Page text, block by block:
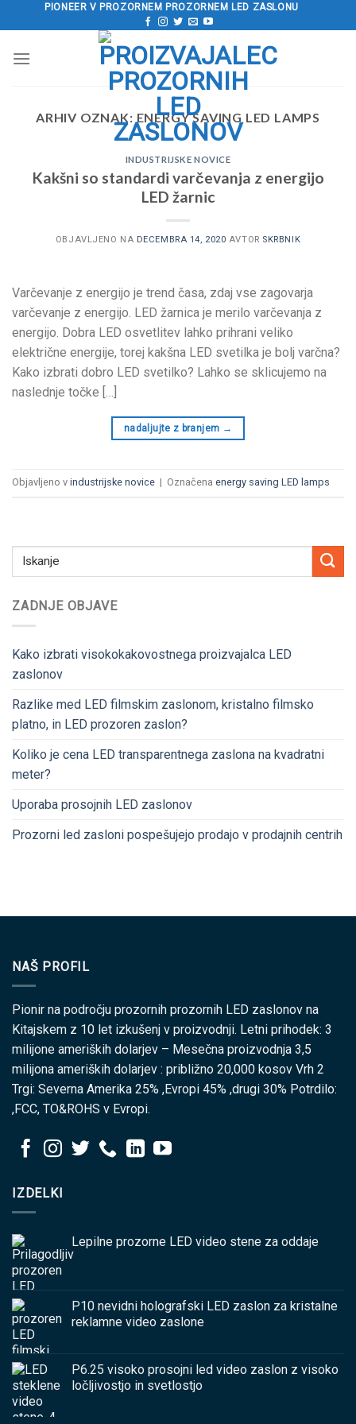
Preskoči
na
PIONEER V PROZORNEM PROZORNEM LED ZASLONU
ARHIV OZNAK: ENERGY SAVING LED LAMPS
ZADNJE OBJAVE
Kako izbrati visokokakovostnega proizvajalca LED
zaslonov
Razlike med LED filmskim zaslonom, kristalno filmsko
platno, in LED prozoren zaslon?
Koliko je cena LED transparentnega zaslona na kvadratni
meter?
Uporaba prosojnih LED zaslonov
Prozorni led zasloni pospešujejo prodajo v prodajnih centrih
INDUSTRIJSKE NOVICE
Kakšni so standardi varčevanja z energijo
LED žarnic
OBJAVLJENO NA DECEMBRA 14, 2020 AVTOR SKRBNIK
Varčevanje z energijo je trend časa, zdaj vse zagovarja
varčevanje z energijo. LED žarnica je merilo varčevanja z
energijo. Dobra LED osvetlitev lahko prihrani veliko
električne energije, torej kakšna LED svetilka je bolj varčna?
Kako izbrati dobro LED svetilko? Lahko se sklicujemo na
naslednje točke […]
nadaljujte z branjem →
Objavljeno v industrijske novice | Označena energy saving LED lamps
NAŠ PROFIL
Pionir na področju prozornih prozornih LED zaslonov na
Kitajskem z 10 let izkušenj v proizvodnji. Letni prihodek: 3
milijone ameriških dolarjev – Mesečna proizvodnja 3,5
milijona ameriških dolarjev : približno 20,000 kosov Vrh 2
Trgi: Severna Amerika 25% ,Evropi 45% ,drugi 30% Potrdilo:
,FCC, TO&ROHS v Evropi.
IZDELKI
Lepilne prozorne LED video stene za oddaje
P10 nevidni holografski LED zaslon za kristalne
reklamne video zaslone
P6.25 visoko prosojni led video zaslon z visoko
ločljivostjo in svetlostjo